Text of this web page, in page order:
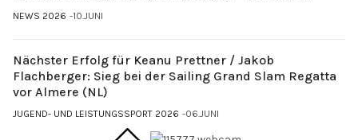
NEWS 2026 10.JUNI
Nächster Erfolg für Keanu Prettner / Jakob
Flachberger: Sieg bei der Sailing Grand Slam Regatta
vor Almere (NL)
JUGEND- UND LEISTUNGSSPORT 2026 06.JUNI